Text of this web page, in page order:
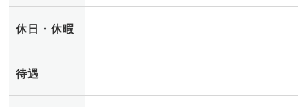
休日・休暇
待遇